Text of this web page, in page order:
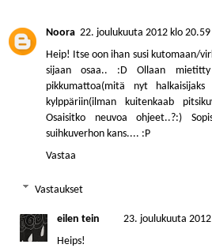
Noora 22. joulukuuta 2012 klo 20.59
Heip! Itse oon ihan susi kutomaan/
sijaan osaa.. :D Ollaan
pikkumattoa(mitä nyt
kylppäriin(ilman kuitenkaab
Osaisitko neuvoa ohjeet..?:)
suihkuverhon kans.... :P
Vastaa
Vastaukset
eilen tein
23. joulukuuta
Heips!